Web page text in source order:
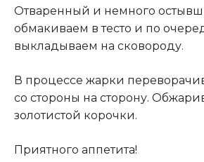
Отваренный и немного
обмакиваем в тесто и по
выкладываем на сковороду.
В процессе жарки
со стороны на сторону.
золотистой корочки.
Приятного аппетита!